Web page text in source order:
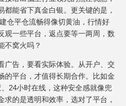
都能省下真金白银。更关键的是，
仓平仓流畅得像切黄油，行情好
观一些平台，返点要等一两周，数
不窝火吗？
告，要看实际体验。从开户、交
的平台，才值得长期合作。比如金
24小时在线，这种安全感就像兜
求的是透明和效率，选对了平台，